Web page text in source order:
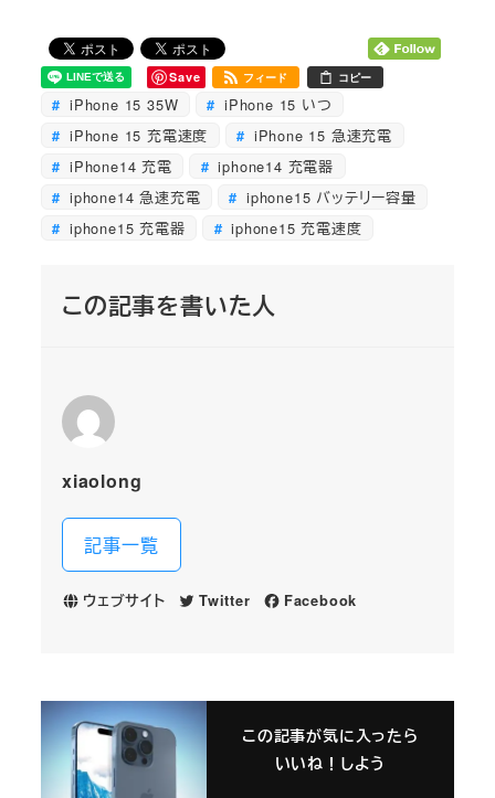
Save フィード コピー
iPhone 15 35W
iPhone 15 いつ
iPhone 15 充電速度
iPhone 15 急速充電
iPhone14 充電
iphone14 充電器
iphone14 急速充電
iphone15 バッテリー容量
iphone15 充電器
iphone15 充電速度
この記事を書いた人
xiaolong
記事一覧
ウェブサイト Twitter Facebook
この記事が気に入ったら
いいね！しよう